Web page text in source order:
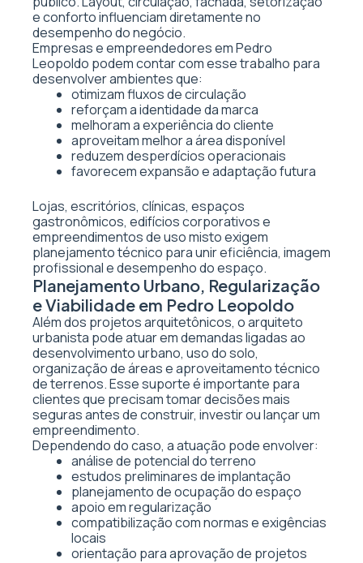
e conforto influenciam diretamente no
desempenho do negócio.
Empresas e empreendedores em Pedro
Leopoldo podem contar com esse trabalho para
desenvolver ambientes que:
otimizam fluxos de circulação
reforçam a identidade da marca
melhoram a experiência do cliente
aproveitam melhor a área disponível
reduzem desperdícios operacionais
favorecem expansão e adaptação futura
Lojas, escritórios, clínicas, espaços
gastronômicos, edifícios corporativos e
empreendimentos de uso misto exigem
planejamento técnico para unir eficiência, imagem
profissional e desempenho do espaço.
Planejamento Urbano, Regularização
e Viabilidade em Pedro Leopoldo
Além dos projetos arquitetônicos, o arquiteto
urbanista pode atuar em demandas ligadas ao
desenvolvimento urbano, uso do solo,
organização de áreas e aproveitamento técnico
de terrenos. Esse suporte é importante para
clientes que precisam tomar decisões mais
seguras antes de construir, investir ou lançar um
empreendimento.
Dependendo do caso, a atuação pode envolver:
análise de potencial do terreno
estudos preliminares de implantação
planejamento de ocupação do espaço
apoio em regularização
compatibilização com normas e exigências
locais
orientação para aprovação de projetos